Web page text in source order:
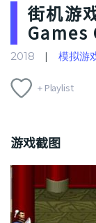
街机游
Games
2018 模拟游
+ Playlist
游戏截图